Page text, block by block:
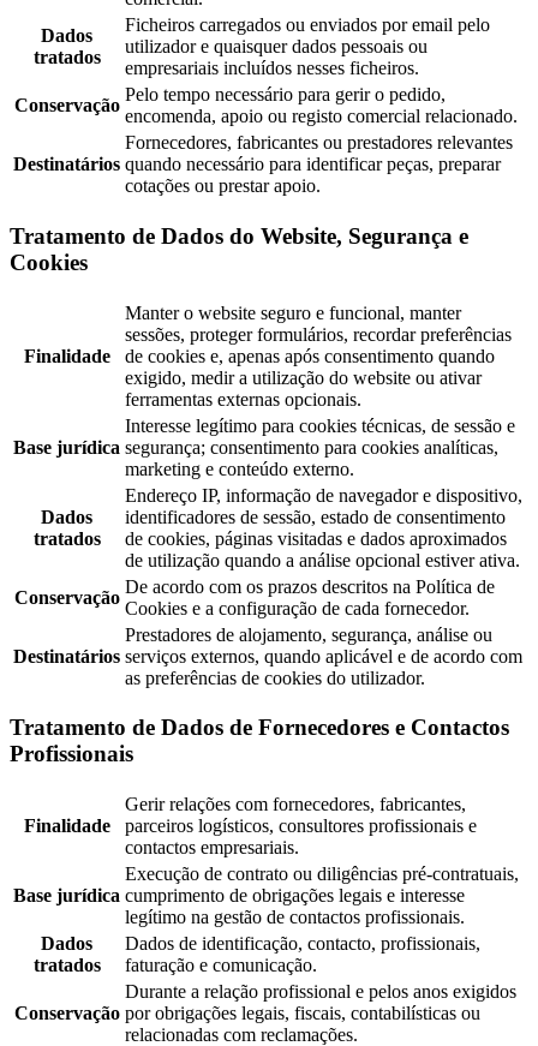
Dados
tratados
Ficheiros carregados ou enviados por email pelo
utilizador e quaisquer dados pessoais ou
empresariais incluídos nesses ficheiros.
Conservação
Pelo tempo necessário para gerir o pedido,
encomenda, apoio ou registo comercial relacionado.
Destinatários
Fornecedores, fabricantes ou prestadores relevantes
quando necessário para identificar peças, preparar
cotações ou prestar apoio.
Tratamento de Dados do Website, Segurança e
Cookies
Finalidade
Manter o website seguro e funcional, manter
sessões, proteger formulários, recordar preferências
de cookies e, apenas após consentimento quando
exigido, medir a utilização do website ou ativar
ferramentas externas opcionais.
Base jurídica
Interesse legítimo para cookies técnicas, de sessão e
segurança; consentimento para cookies analíticas,
marketing e conteúdo externo.
Dados
tratados
Endereço IP, informação de navegador e dispositivo,
identificadores de sessão, estado de consentimento
de cookies, páginas visitadas e dados aproximados
de utilização quando a análise opcional estiver ativa.
Conservação
De acordo com os prazos descritos na Política de
Cookies e a configuração de cada fornecedor.
Destinatários
Prestadores de alojamento, segurança, análise ou
serviços externos, quando aplicável e de acordo com
as preferências de cookies do utilizador.
Tratamento de Dados de Fornecedores e Contactos
Profissionais
Finalidade
Gerir relações com fornecedores, fabricantes,
parceiros logísticos, consultores profissionais e
contactos empresariais.
Base jurídica
Execução de contrato ou diligências pré-contratuais,
cumprimento de obrigações legais e interesse
legítimo na gestão de contactos profissionais.
Dados
tratados
Dados de identificação, contacto, profissionais,
faturação e comunicação.
Conservação
Durante a relação profissional e pelos anos exigidos
por obrigações legais, fiscais, contabilísticas ou
relacionadas com reclamações.